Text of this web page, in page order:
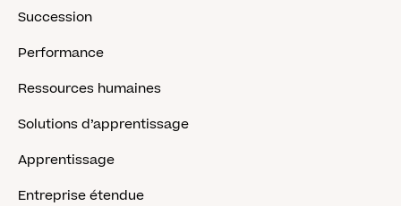
Succession
Performance
Ressources humaines
Solutions d’apprentissage
Apprentissage
Entreprise étendue